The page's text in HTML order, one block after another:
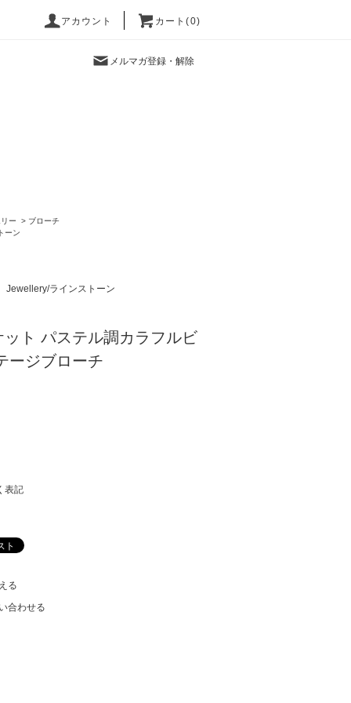
アカウント カート(0)
メルマガ登録・解除
ー > ブローチ
ーン
Jewellery/ラインストーン
ト パステル調カラフルビ
ージブローチ
表記
る
合わせる